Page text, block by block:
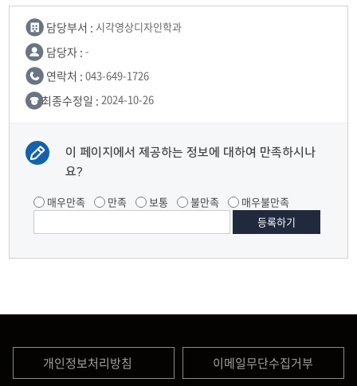
담당부서 : 시각영상디자인학과
담당자 : -
연락처 : 043-649-1726
최종수정일 : 2024-10-26
이 페이지에서 제공하는 정보에 대하여 만족하시나
요?
매우만족 만족 보통 불만족 매우불만족
개인정보처리방침 이메일무단수집거부